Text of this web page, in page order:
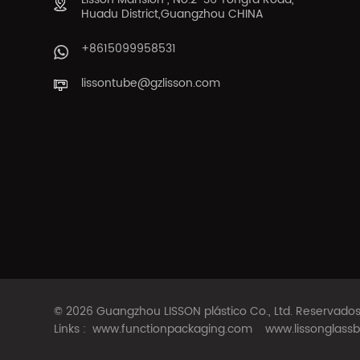
Huadu District,Guangzhou CHINA
+8615099958531
lissontube@gzlisson.com
© 2026 Guangzhou LISSON plástico Co., Ltd.
Links : www.functionpackaging.com